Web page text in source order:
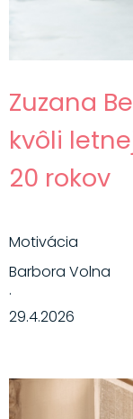
Zuzana
kvôli
20 rokov
Motivácia
Barbora Volna
·
29.4.2026